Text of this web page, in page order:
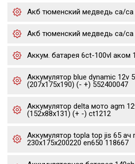
Акб тюменский медведь ca/ca
Акб тюменский медведь ca/ca
Аккум. батарея 6ct-100vl аком
Аккумулятор blue dynamic 12v
(207x175x190) (- +) 552400047
Аккумулятор delta мото agm
(152x88x131) (+ -) ct1212
Аккумулятор topla top jis 65 ач
230x175x200220 en650 118667